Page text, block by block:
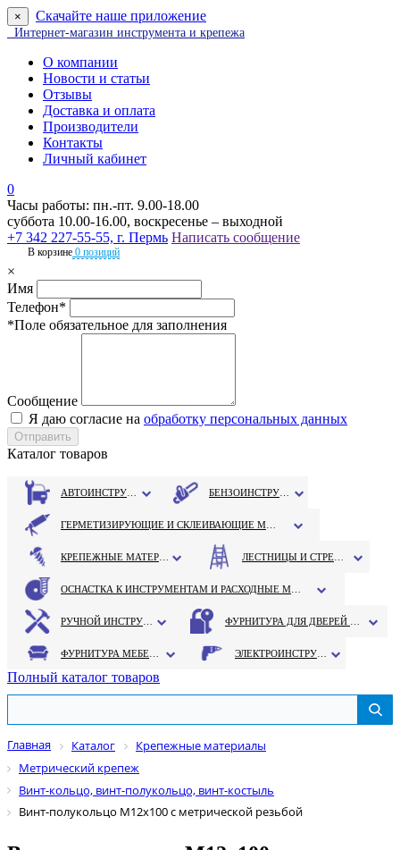
× Скачайте наше приложение
Интернет-магазин инструмента и крепежа
О компании
Новости и статьи
Отзывы
Доставка и оплата
Производители
Контакты
Личный кабинет
0
Часы работы: пн.-пт. 9.00-18.00
суббота 10.00-16.00, воскресенье – выходной
+7 342 227-55-55, г. Пермь Написать сообщение
В корзине 0 позиций
×
Имя
Телефон*
*Поле обязательное для заполнения
Сообщение
Я даю согласие на обработку персональных данных
Каталог товаров
Полный каталог товаров
Главная Каталог
Крепежные материалы
Метрический крепеж
Винт-кольцо, винт-полукольцо, винт-костыль
Винт-полукольцо М12х100 с метрической резьбой